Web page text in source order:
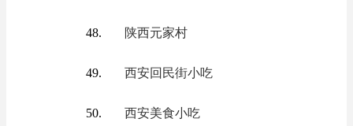
陕西元家村
西安回民街小吃
西安美食小吃